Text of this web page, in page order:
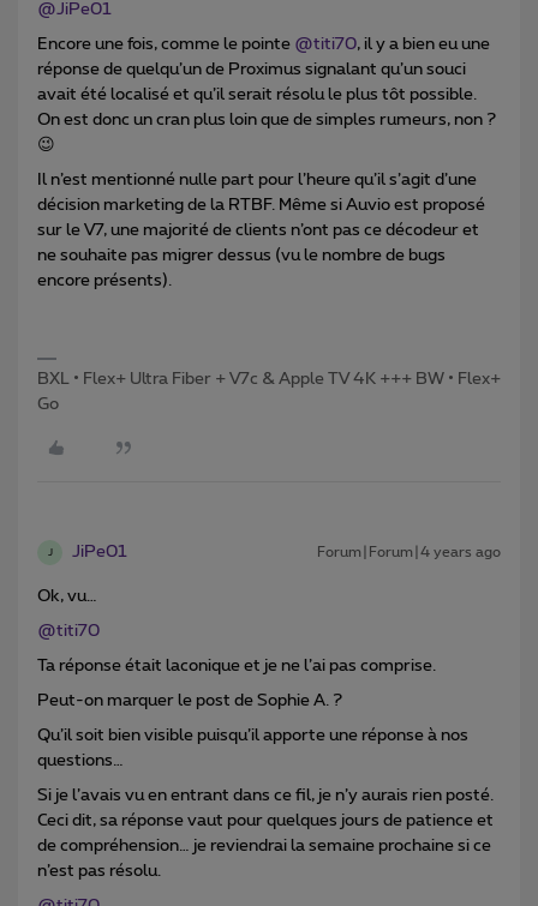
@JiPe01
Encore une fois, comme le pointe @titi70, il y a bien eu une
réponse de quelqu’un de Proximus signalant qu’un souci
avait été localisé et qu’il serait résolu le plus tôt possible.
On est donc un cran plus loin que de simples rumeurs, non ?
😉
Il n’est mentionné nulle part pour l’heure qu’il s’agit d’une
décision marketing de la RTBF. Même si Auvio est proposé
sur le V7, une majorité de clients n’ont pas ce décodeur et
ne souhaite pas migrer dessus (vu le nombre de bugs
encore présents).
BXL • Flex+ Ultra Fiber + V7c & Apple TV 4K +++ BW • Flex+
Go
J JiPe01 Forum|Forum|4 years ago
Ok, vu…
@titi70
Ta réponse était laconique et je ne l’ai pas comprise.
Peut-on marquer le post de Sophie A. ?
Qu’il soit bien visible puisqu’il apporte une réponse à nos
questions…
Si je l’avais vu en entrant dans ce fil, je n’y aurais rien posté.
Ceci dit, sa réponse vaut pour quelques jours de patience et
de compréhension… je reviendrai la semaine prochaine si ce
n’est pas résolu.